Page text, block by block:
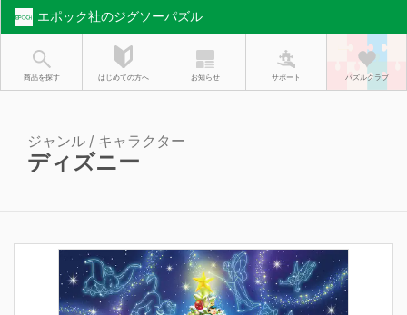
エポック社のジグソーパズル
商品を探す はじめての方へ お知らせ サポート パズルクラブ
ジャンル / キャラクター
ディズニー